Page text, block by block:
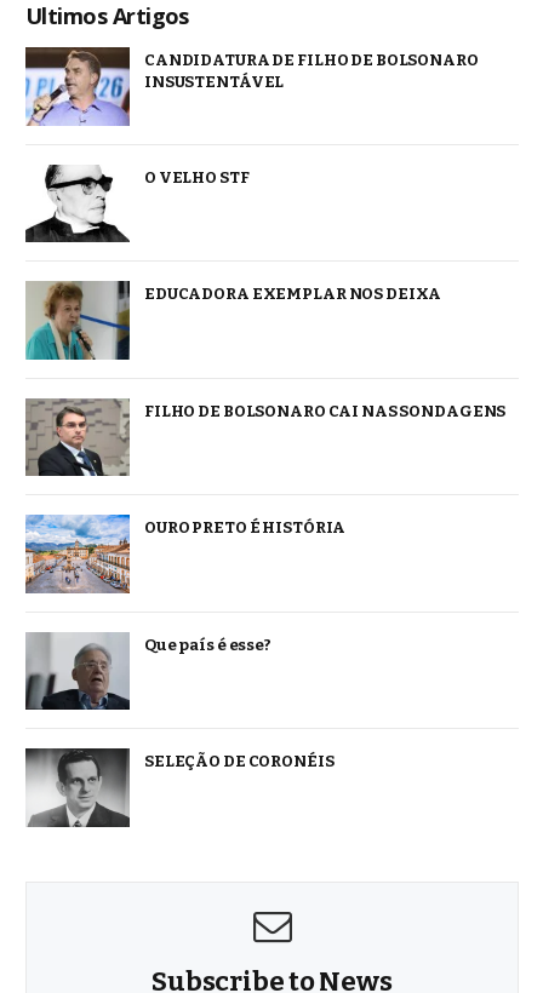
Ultimos Artigos
CANDIDATURA DE FILHO DE BOLSONARO
INSUSTENTÁVEL
O VELHO STF
EDUCADORA EXEMPLAR NOS DEIXA
FILHO DE BOLSONARO CAI NAS SONDAGENS
OURO PRETO É HISTÓRIA
Que país é esse?
SELEÇÃO DE CORONÉIS
Subscribe to News